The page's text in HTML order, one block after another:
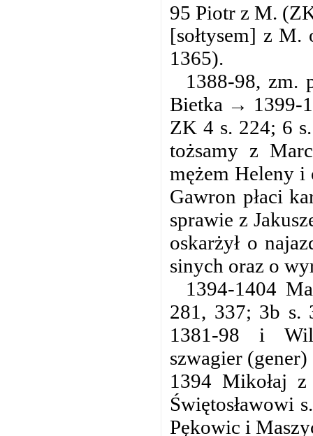
95 Piotr z M.
[sołtysem] z
1365).
1388-98, zm.
Bietka → 1399-
ZK 4 s. 224; 6
tożsamy z
mężem Heleny
Gawron płaci
sprawie z
oskarżył o
sinych oraz o
1394-1404
281, 337; 3b s.
1381-98 i
szwagier
1394 Mikołaj
Świętosławowi
Pękowic i